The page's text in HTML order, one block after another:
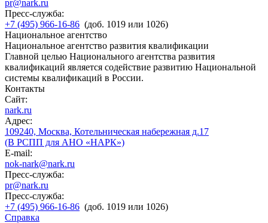
pr@nark.ru
Пресс-служба:
+7 (495) 966-16-86 (доб. 1019 или 1026)
Национальное агентство
Национальное агентство развития квалификации
Главной целью Национального агентства развития
квалификаций является содействие развитию Национальной
системы квалификаций в России.
Контакты
Сайт:
nark.ru
Адрес:
109240, Москва, Котельническая набережная д.17
(В РСПП для АНО «НАРК»)
E-mail:
nok-nark@nark.ru
Пресс-служба:
pr@nark.ru
Пресс-служба:
+7 (495) 966-16-86 (доб. 1019 или 1026)
Справка